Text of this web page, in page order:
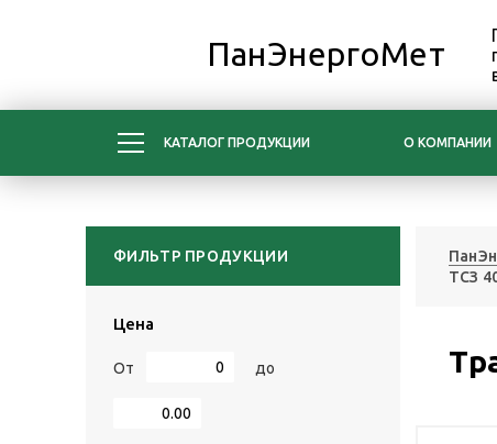
ПанЭнергоМет
КАТАЛОГ ПРОДУКЦИИ О КОМПАНИИ
ФИЛЬТР ПРОДУКЦИИ
Цена
От до
ТСЗ